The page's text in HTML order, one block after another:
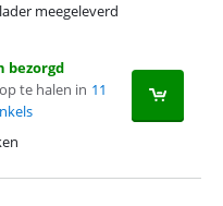
meegeleverd
bezorgd
te halen in 11